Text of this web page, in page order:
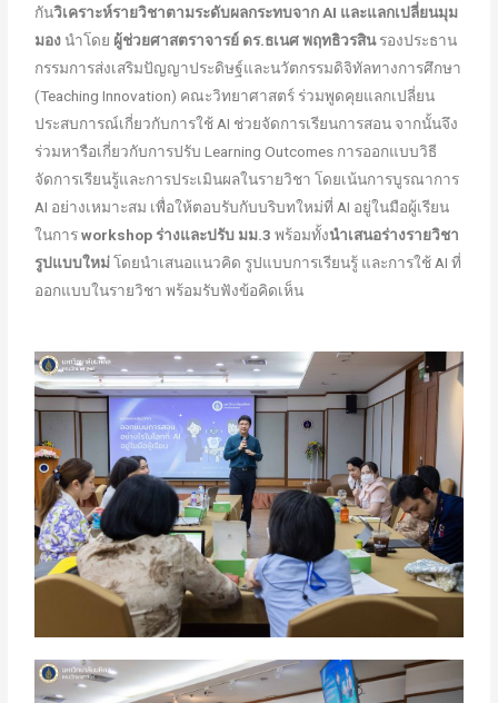
กันวิเคราะห์รายวิชาตามระดับผลกระทบจาก AI และแลกเปลี่ยนมุม
มองนำโดย ผู้ช่วยศาสตราจารย์ ดร.ธเนศ พฤทธิวรสินรองประธาน
กรรมการส่งเสริมปัญญาประดิษฐ์และนวัตกรรมดิจิทัลทางการศึกษา
(Teaching Innovation) คณะวิทยาศาสตร์ ร่วมพูดคุยแลกเปลี่ยน
ประสบการณ์เกี่ยวกับการใช้ AI ช่วยจัดการเรียนการสอน จากนั้นจึง
ร่วมหารือเกี่ยวกับการปรับ Learning Outcomes การออกแบบวิธี
จัดการเรียนรู้และการประเมินผลในรายวิชา โดยเน้นการบูรณาการ
AI อย่างเหมาะสม เพื่อให้ตอบรับกับบริบทใหม่ที่ AI อยู่ในมือผู้เรียน
ในการworkshop ร่างและปรับ มม.3 พร้อมทั้งนำเสนอร่างรายวิชา
รูปแบบใหม่โดยนำเสนอแนวคิด รูปแบบการเรียนรู้ และการใช้ AI ที่
ออกแบบในรายวิชา พร้อมรับฟังข้อคิดเห็น